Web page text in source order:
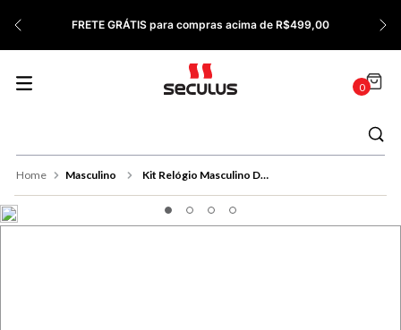
FRETE GRÁTIS para compras acima de R$499,00
0
Masculino Kit Relógio Masculino Dourado Com Canivete Multifunção
9º